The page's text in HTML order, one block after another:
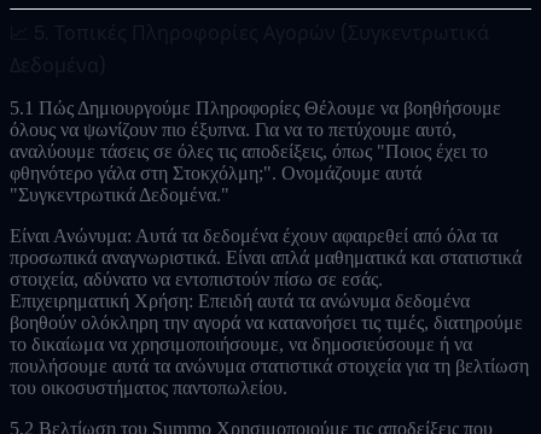
📈 5. Τοπικές Πληροφορίες Αγορών (Συγκεντρωτικά
Δεδομένα)
5.1 Πώς Δημιουργούμε Πληροφορίες Θέλουμε να βοηθήσουμε
όλους να ψωνίζουν πιο έξυπνα. Για να το πετύχουμε αυτό,
αναλύουμε τάσεις σε όλες τις αποδείξεις, όπως "Ποιος έχει το
φθηνότερο γάλα στη Στοκχόλμη;". Ονομάζουμε αυτά
"Συγκεντρωτικά Δεδομένα."
Είναι Ανώνυμα: Αυτά τα δεδομένα έχουν αφαιρεθεί από όλα τα
προσωπικά αναγνωριστικά. Είναι απλά μαθηματικά και στατιστικά
στοιχεία, αδύνατο να εντοπιστούν πίσω σε εσάς.
Επιχειρηματική Χρήση: Επειδή αυτά τα ανώνυμα δεδομένα
βοηθούν ολόκληρη την αγορά να κατανοήσει τις τιμές, διατηρούμε
το δικαίωμα να χρησιμοποιήσουμε, να δημοσιεύσουμε ή να
πουλήσουμε αυτά τα ανώνυμα στατιστικά στοιχεία για τη βελτίωση
του οικοσυστήματος παντοπωλείου.
5.2 Βελτίωση του Summo Χρησιμοποιούμε τις αποδείξεις που